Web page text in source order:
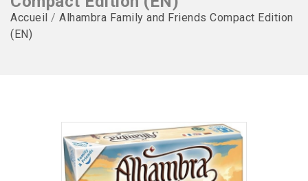
Accueil / Alhambra Family and Friends Compact Edition
(EN)